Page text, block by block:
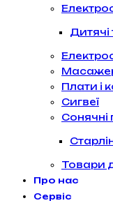
Плати і
Сигвеї
Сонячні
Товари
Про нас
Сервіс